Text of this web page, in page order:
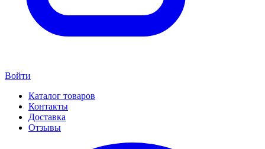
Войти
Каталог товаров
Контакты
Доставка
Отзывы